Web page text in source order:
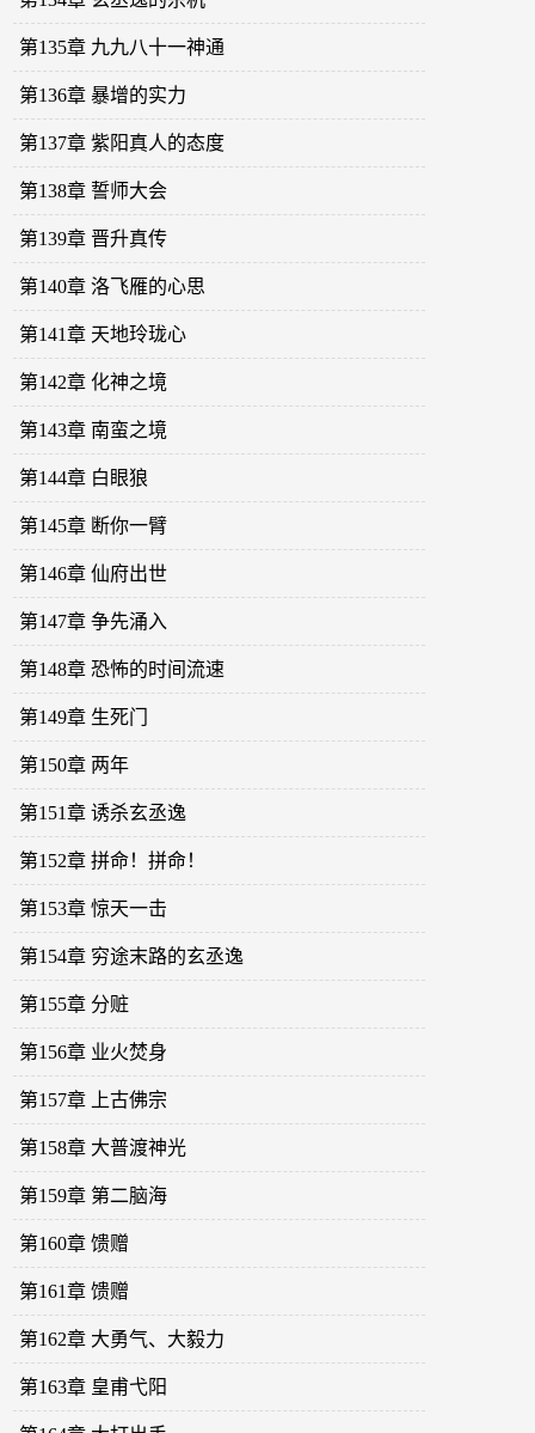
第135章 九九八十一神通
第136章 暴增的实力
第137章 紫阳真人的态度
第138章 誓师大会
第139章 晋升真传
第140章 洛飞雁的心思
第141章 天地玲珑心
第142章 化神之境
第143章 南蛮之境
第144章 白眼狼
第145章 断你一臂
第146章 仙府出世
第147章 争先涌入
第148章 恐怖的时间流速
第149章 生死门
第150章 两年
第151章 诱杀玄丞逸
第152章 拼命！拼命！
第153章 惊天一击
第154章 穷途末路的玄丞逸
第155章 分赃
第156章 业火焚身
第157章 上古佛宗
第158章 大普渡神光
第159章 第二脑海
第160章 馈赠
第161章 馈赠
第162章 大勇气、大毅力
第163章 皇甫弋阳